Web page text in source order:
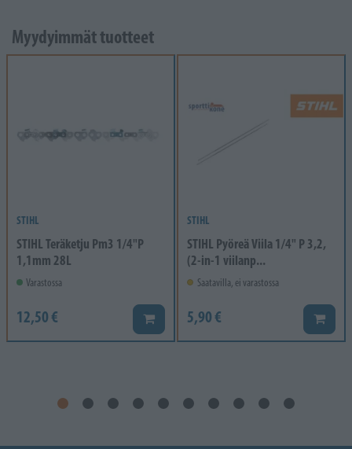
Myydyimmät tuotteet
STIHL
STIHL Teräketju Pm3 1/4"P
1,1mm 28L
Varastossa
12,50 € Lisää koriin
STIHL
STIHL Pyöreä Viila 1/4" P 3,2,
(2-in-1 viilanp...
Saatavilla, ei varastossa
5,90 € Lisää